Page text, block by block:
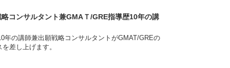
コンサルタント兼GMAＴ/GRE指導歴10年の講
年の講師兼出願戦略コンサルタントがGMAT/GREの
差し上げます。